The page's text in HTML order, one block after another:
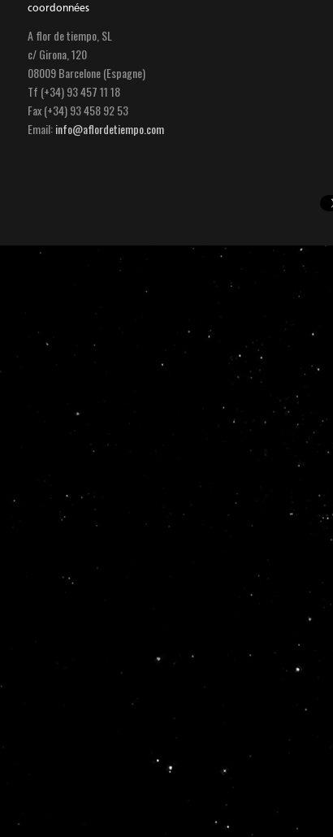
coordonnées
A flor de tiempo, SL
c/ Girona, 120
08009 Barcelone (Espagne)
Tf (+34) 93 457 11 18
Fax (+34) 93 458 92 53
Email:info@aflordetiempo.com